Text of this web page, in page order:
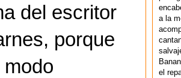
del escritor
porque
a la
el